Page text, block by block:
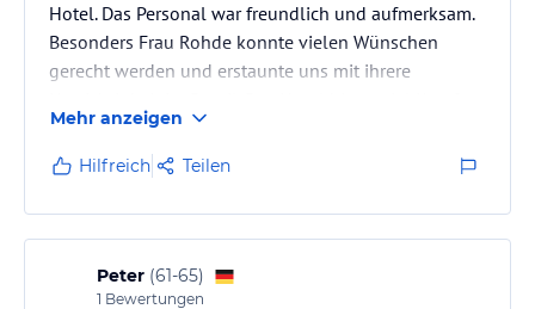
Hotel. Das Personal war freundlich und aufmerksam.
Besonders Frau Rohde konnte vielen Wünschen
gerecht werden und erstaunte uns mit ihrere
bis hin zum Wellnesbereich. Das war eine schöne
Art,diesen Tag zu genießen und ist zu empfehlen.
Mehr anzeigen
Hilfreich Teilen
Peter (61-65)
1 Bewertungen